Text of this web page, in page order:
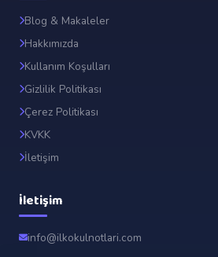
Blog & Makaleler
Hakkımızda
Kullanım Koşulları
Gizlilik Politikası
Çerez Politikası
KVKK
İletişim
İletişim
info@ilkokulnotlari.com